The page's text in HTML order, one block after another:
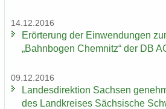
14.12.2016
Er­ör­te­rung der Ein­wen­dun­gen
„Bahn­bo­gen Chem­nitz“ der DB
09.12.2016
Lan­des­di­rek­ti­on Sach­sen
des Land­krei­ses Säch­si­sche